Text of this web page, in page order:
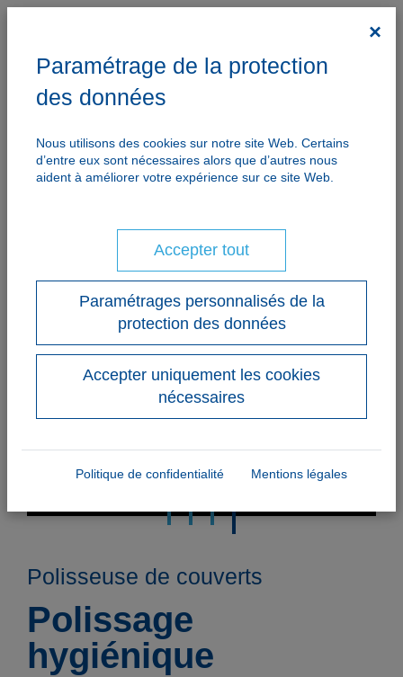
Polisseuse de couverts
Polissage
hygiénique
×
Paramétrage de la protection
des données
Nous utilisons des cookies sur notre site Web. Certains
d’entre eux sont nécessaires alors que d’autres nous
aident à améliorer votre expérience sur ce site Web.
Accepter tout
Paramétrages personnalisés de la
protection des données
Accepter uniquement les cookies
nécessaires
Politique de confidentialité Mentions légales